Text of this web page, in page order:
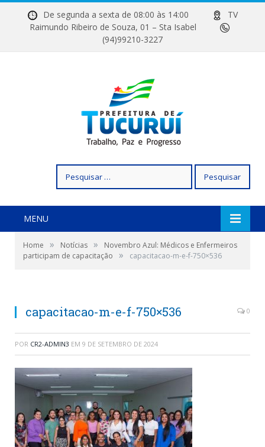
De segunda a sexta de 08:00 às 14:00
TV
Raimundo Ribeiro de Souza, 01 – Sta Isabel
(94)99210-3227
por:
MENU
Home » Notícias »
Novembro Azul: Médicos e Enfermeiros
participam de capacitação
» capacitacao-m-e-f-750×536
capacitacao-m-e-f-750×536 0
POR CR2-ADMIN3 EM 9 DE SETEMBRO DE 2024